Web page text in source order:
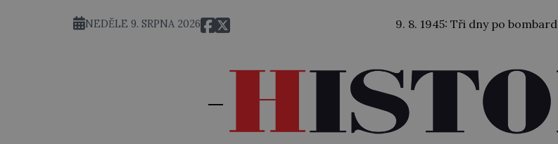
NEDĚLE 9. SRPNA 2026 9. 8. 1945: Tři dny po bombardování